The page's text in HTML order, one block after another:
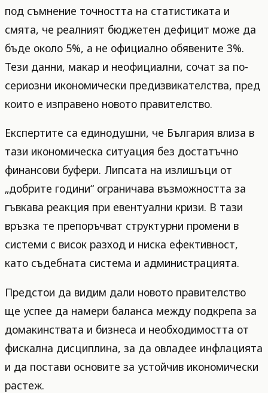
под съмнение точността на статистиката и
смята, че реалният бюджетен дефицит може да
бъде около 5%, а не официално обявените 3%.
Тези данни, макар и неофициални, сочат за по-
сериозни икономически предизвикателства, пред
които е изправено новото правителство.
Експертите са единодушни, че България влиза в
тази икономическа ситуация без достатъчно
финансови буфери. Липсата на излишъци от
„добрите години“ ограничава възможността за
гъвкава реакция при евентуални кризи. В тази
връзка те препоръчват структурни промени в
системи с висок разход и ниска ефективност,
като съдебната система и администрацията.
Предстои да видим дали новото правителство
ще успее да намери баланса между подкрепа за
домакинствата и бизнеса и необходимостта от
фискална дисциплина, за да овладее инфлацията
и да постави основите за устойчив икономически
растеж.